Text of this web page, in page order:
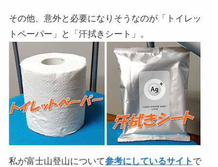
その他、意外と必要になりそうなのが「トイレッ
トペーパー」と「汗拭きシート」。
私が富士山登山について参考にしているサイト で